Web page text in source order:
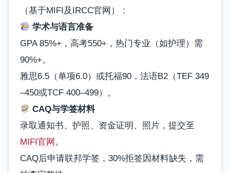
（基于MIFI及IRCC官网）：
学术与语言准备
GPA 85%+，高考550+，热门专业（如护理）需
90%+。
雅思6.5（单项6.0）或托福90，法语B2（TEF 349
–450或TCF 400–499）。
CAQ与学签材料
录取通知书、护照、资金证明、照片，提交至
MIFI官网 。
CAQ后申请联邦学签，30%拒签因材料缺失，需